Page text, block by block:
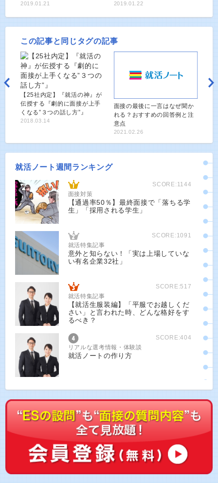
2019.01.21 2019.01.22
この記事と同じタグの記事
【25社内定】『就活の神』が
伝授する『劇的に面接が上手
くなる”３つの話し方”』
2018.03.14
面接の最後に一言はなぜ聞か
れる？おすすめの回答例と注
意点
2021.02.26
就活ノート週間ランキング
SCORE:1144
面接対策
【通過率50％】最終面接で「落ちる学
生」「採用される学生」
SCORE:1091
就活特集記事
意外と知らない！「実は上場していな
い有名企業32社」
SCORE:517
就活特集記事
【就活生服装編】「平服でお越しくだ
さい」と言われた時、どんな格好をす
るべき？
SCORE:404
リアルな選考情報・体験談
就活ノートの作り方